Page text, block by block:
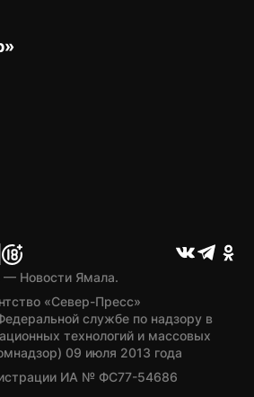
— Новости Ямала.
«Север-Пресс»
службе по надзору в
технологий и массовых
09 июля 2013 года
ИА № ФС77-54686